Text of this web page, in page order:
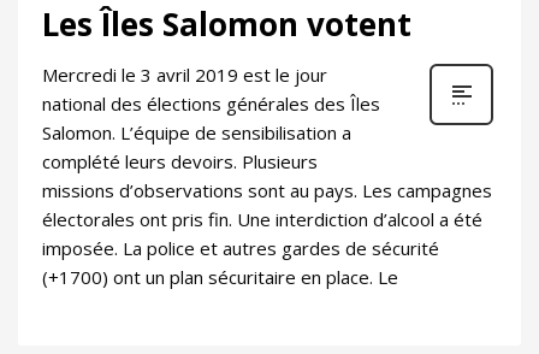
Les Îles Salomon votent
Mercredi le 3 avril 2019 est le jour
national des élections générales des Îles
Salomon. L’équipe de sensibilisation a
complété leurs devoirs. Plusieurs
missions d’observations sont au pays. Les campagnes
électorales ont pris fin. Une interdiction d’alcool a été
imposée. La police et autres gardes de sécurité
(+1700) ont un plan sécuritaire en place. Le